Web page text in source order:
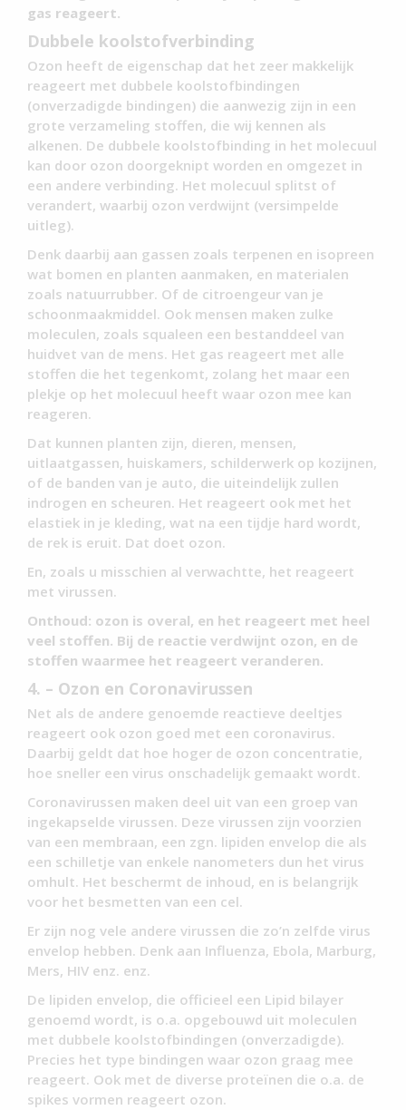
gas reageert.
Dubbele koolstofverbinding
Ozon heeft de eigenschap dat het zeer makkelijk
reageert met dubbele koolstofbindingen
(onverzadigde bindingen) die aanwezig zijn in een
grote verzameling stoffen, die wij kennen als
alkenen. De dubbele koolstofbinding in het molecuul
kan door ozon doorgeknipt worden en omgezet in
een andere verbinding. Het molecuul splitst of
verandert, waarbij ozon verdwijnt (versimpelde
uitleg).
Denk daarbij aan gassen zoals terpenen en isopreen
wat bomen en planten aanmaken, en materialen
zoals natuurrubber. Of de citroengeur van je
schoonmaakmiddel. Ook mensen maken zulke
moleculen, zoals squaleen een bestanddeel van
huidvet van de mens. Het gas reageert met alle
stoffen die het tegenkomt, zolang het maar een
plekje op het molecuul heeft waar ozon mee kan
reageren.
Dat kunnen planten zijn, dieren, mensen,
uitlaatgassen, huiskamers, schilderwerk op kozijnen,
of de banden van je auto, die uiteindelijk zullen
indrogen en scheuren. Het reageert ook met het
elastiek in je kleding, wat na een tijdje hard wordt,
de rek is eruit. Dat doet ozon.
En, zoals u misschien al verwachtte, het reageert
met virussen.
Onthoud: ozon is overal, en het reageert met heel
veel stoffen. Bij de reactie verdwijnt ozon, en de
stoffen waarmee het reageert veranderen.
4. – Ozon en Coronavirussen
Net als de andere genoemde reactieve deeltjes
reageert ook ozon goed met een coronavirus.
Daarbij geldt dat hoe hoger de ozon concentratie,
hoe sneller een virus onschadelijk gemaakt wordt.
Coronavirussen maken deel uit van een groep van
ingekapselde virussen. Deze virussen zijn voorzien
van een membraan, een zgn. lipiden envelop die als
een schilletje van enkele nanometers dun het virus
omhult. Het beschermt de inhoud, en is belangrijk
voor het besmetten van een cel.
Er zijn nog vele andere virussen die zo’n zelfde virus
envelop hebben. Denk aan Influenza, Ebola, Marburg,
Mers, HIV enz. enz.
De lipiden envelop, die officieel een Lipid bilayer
genoemd wordt, is o.a. opgebouwd uit moleculen
met dubbele koolstofbindingen (onverzadigde).
Precies het type bindingen waar ozon graag mee
reageert. Ook met de diverse proteïnen die o.a. de
spikes vormen reageert ozon.